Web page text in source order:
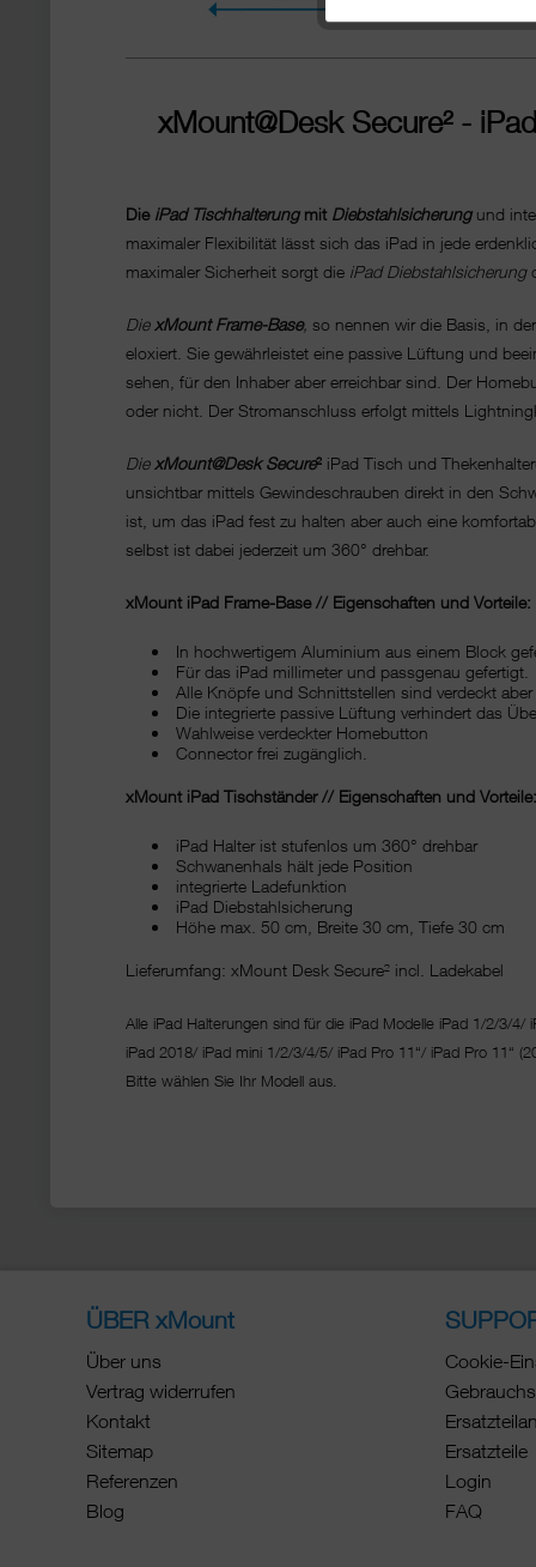
xMount@Desk Secure²- iPad
Die iPad Tischhalterungmit Diebstahlsicherungund
maximaler Flexibilität lässt sich das iPad in jede
maximaler Sicherheit sorgt die iPad Diebstahlsicherung
Die xMount Frame-Base, so nennen wir die Basis, in
eloxiert. Sie gewährleistet eine passive Lüftung und
sehen, für den Inhaber aber erreichbar sind. Der
oder nicht. Der Stromanschluss erfolgt mittels
Die xMount@Desk Secure² iPad Tisch und
unsichtbar mittels Gewindeschrauben direkt in den
ist, um das iPad fest zu halten aber auch eine
selbst ist dabei jederzeit um 360° drehbar.
xMount iPad Frame-Base // Eigenschaften und Vorteile:
In hochwertigem Aluminium aus einem Block
Für das iPad millimeter und passgenau gefertigt.
Alle Knöpfe und Schnittstellen sind verdeckt aber
Die integrierte passive Lüftung verhindert das
Wahlweise verdeckter Homebutton
Connector frei zugänglich.
xMount iPad Tischständer // Eigenschaften und Vorteile:
iPad Halter ist stufenlos um 360° drehbar
Schwanenhals hält jede Position
integrierte Ladefunktion
iPad Diebstahlsicherung
Höhe max. 50 cm, Breite 30 cm, Tiefe 30 cm
Lieferumfang: xMount Desk Secure² incl. Ladekabel
Alle iPad Halterungen sind für die iPad Modelle iPad 1/2/3/
iPad 2018/ iPad mini 1/2/3/4/5/ iPad Pro 11“/ iPad Pro 11“
Bitte wählen Sie Ihr Modell aus.
ÜBER xMount
Über uns
Vertrag widerrufen
Kontakt
Sitemap
Referenzen
Blog
Cookie-
Ersatzteile
Login
FAQ